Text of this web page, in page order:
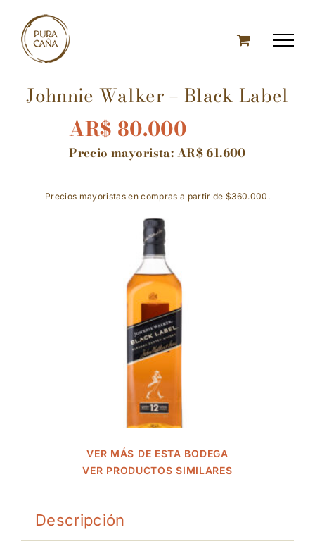
content
Johnnie Walker – Black Label
AR$ 80.000
Precio mayorista:AR$61.600
Precios mayoristas en compras a partir de $360.000.
VER MÁS DE ESTA BODEGA
VER PRODUCTOS SIMILARES
Descripción